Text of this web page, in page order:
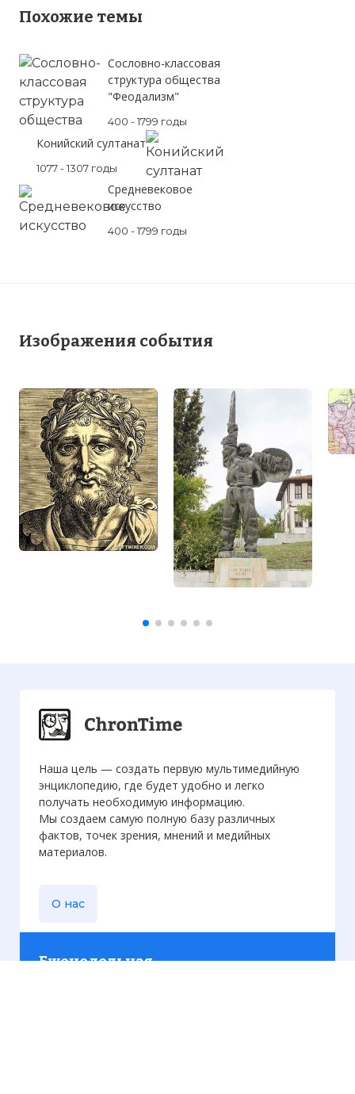
Похожие темы
Cословно-классовая
структура общества
"Феодализм"
400 - 1799 годы
Конийский султанат
1077 - 1307 годы
Средневековое
искусство
400 - 1799 годы
Изображения события
Наша цель — создать первую мультимедийную
энциклопедию, где будет удобно и легко
получать необходимую информацию.
Мы создаем самую полную базу различных
фактов, точек зрения, мнений и медийных
материалов.
О нас
Еженедельная